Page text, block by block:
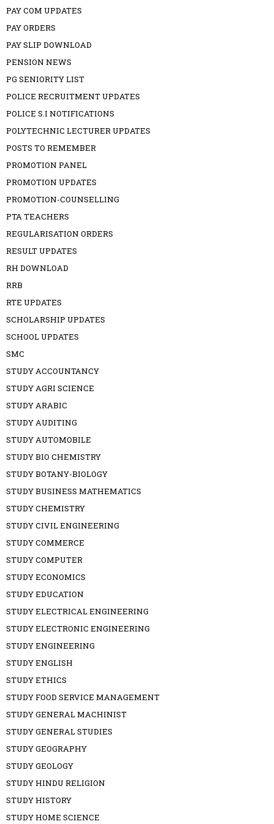
PAY COM UPDATES
PAY ORDERS
PAY SLIP DOWNLOAD
PENSION NEWS
PG SENIORITY LIST
POLICE RECRUITMENT UPDATES
POLICE S.I NOTIFICATIONS
POLYTECHNIC LECTURER UPDATES
POSTS TO REMEMBER
PROMOTION PANEL
PROMOTION UPDATES
PROMOTION-COUNSELLING
PTA TEACHERS
REGULARISATION ORDERS
RESULT UPDATES
RH DOWNLOAD
RRB
RTE UPDATES
SCHOLARSHIP UPDATES
SCHOOL UPDATES
SMC
STUDY ACCOUNTANCY
STUDY AGRI SCIENCE
STUDY ARABIC
STUDY AUDITING
STUDY AUTOMOBILE
STUDY BIO CHEMISTRY
STUDY BOTANY-BIOLOGY
STUDY BUSINESS MATHEMATICS
STUDY CHEMISTRY
STUDY CIVIL ENGINEERING
STUDY COMMERCE
STUDY COMPUTER
STUDY ECONOMICS
STUDY EDUCATION
STUDY ELECTRICAL ENGINEERING
STUDY ELECTRONIC ENGINEERING
STUDY ENGINEERING
STUDY ENGLISH
STUDY ETHICS
STUDY FOOD SERVICE MANAGEMENT
STUDY GENERAL MACHINIST
STUDY GENERAL STUDIES
STUDY GEOGRAPHY
STUDY GEOLOGY
STUDY HINDU RELIGION
STUDY HISTORY
STUDY HOME SCIENCE